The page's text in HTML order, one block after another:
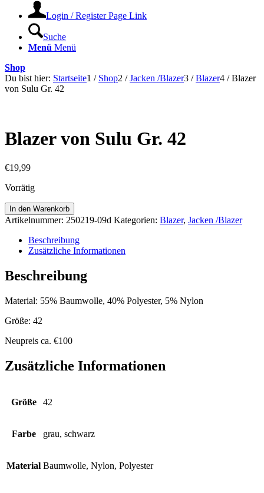
Login / Register Page Link
Suche
Menü Menü
Shop
Du bist hier: Startseite1 / Shop2 / Jacken /Blazer3 / Blazer4 / Blazer
von Sulu Gr. 42
Blazer von Sulu Gr. 42
€19,99
Vorrätig
Blazer
von
In den Warenkorb
Artikelnummer: 250219-09d Kategorien: Blazer, Jacken /Blazer
Beschreibung
Zusätzliche Informationen
Beschreibung
Material: 55% Baumwolle, 40% Polyester, 5% Nylon
Größe: 42
Neupreis ca. €100
Zusätzliche Informationen
Größe 42
Farbe grau, schwarz
Material Baumwolle, Nylon, Polyester